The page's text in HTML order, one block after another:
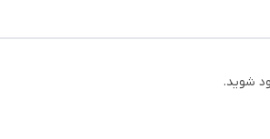
شوید.